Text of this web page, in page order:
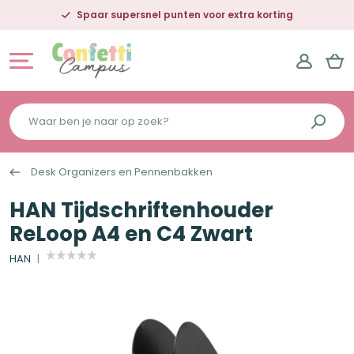
Spaar supersnel punten voor extra korting
Waar
ben
je
naar
op
zoek?
Desk Organizers en Pennenbakken
HAN Tijdschriftenhouder
ReLoop A4 en C4 Zwart
HAN